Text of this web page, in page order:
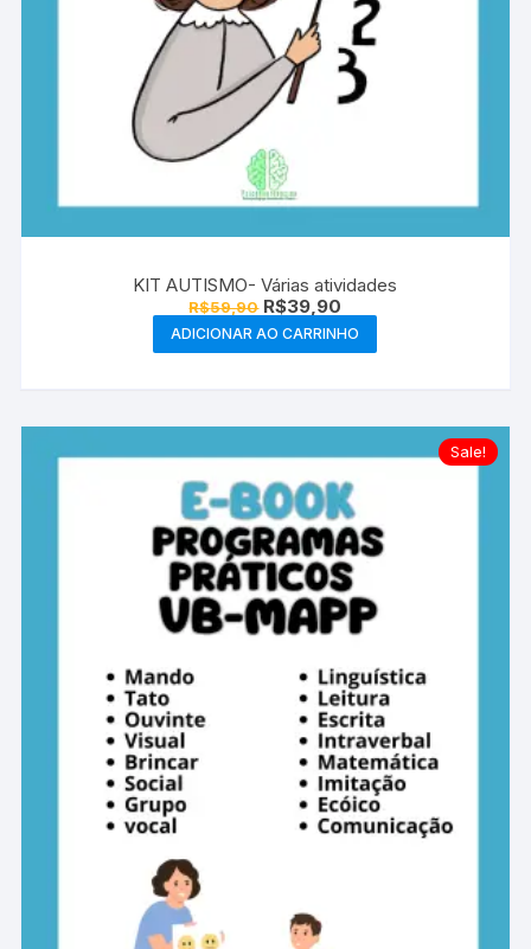
KIT AUTISMO- Várias atividades
R$59,90 O
preço
original
era:
R$39,90
preço
atual
é:
ADICIONAR AO CARRINHO
Sale!